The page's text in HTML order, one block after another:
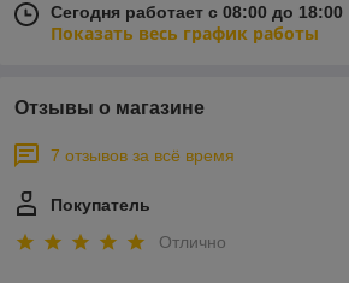
Сегодня работает с 08:00 до 18:00
Показать весь график работы
Отзывы о магазине
7 отзывов за всё время
Покупатель
Отлично